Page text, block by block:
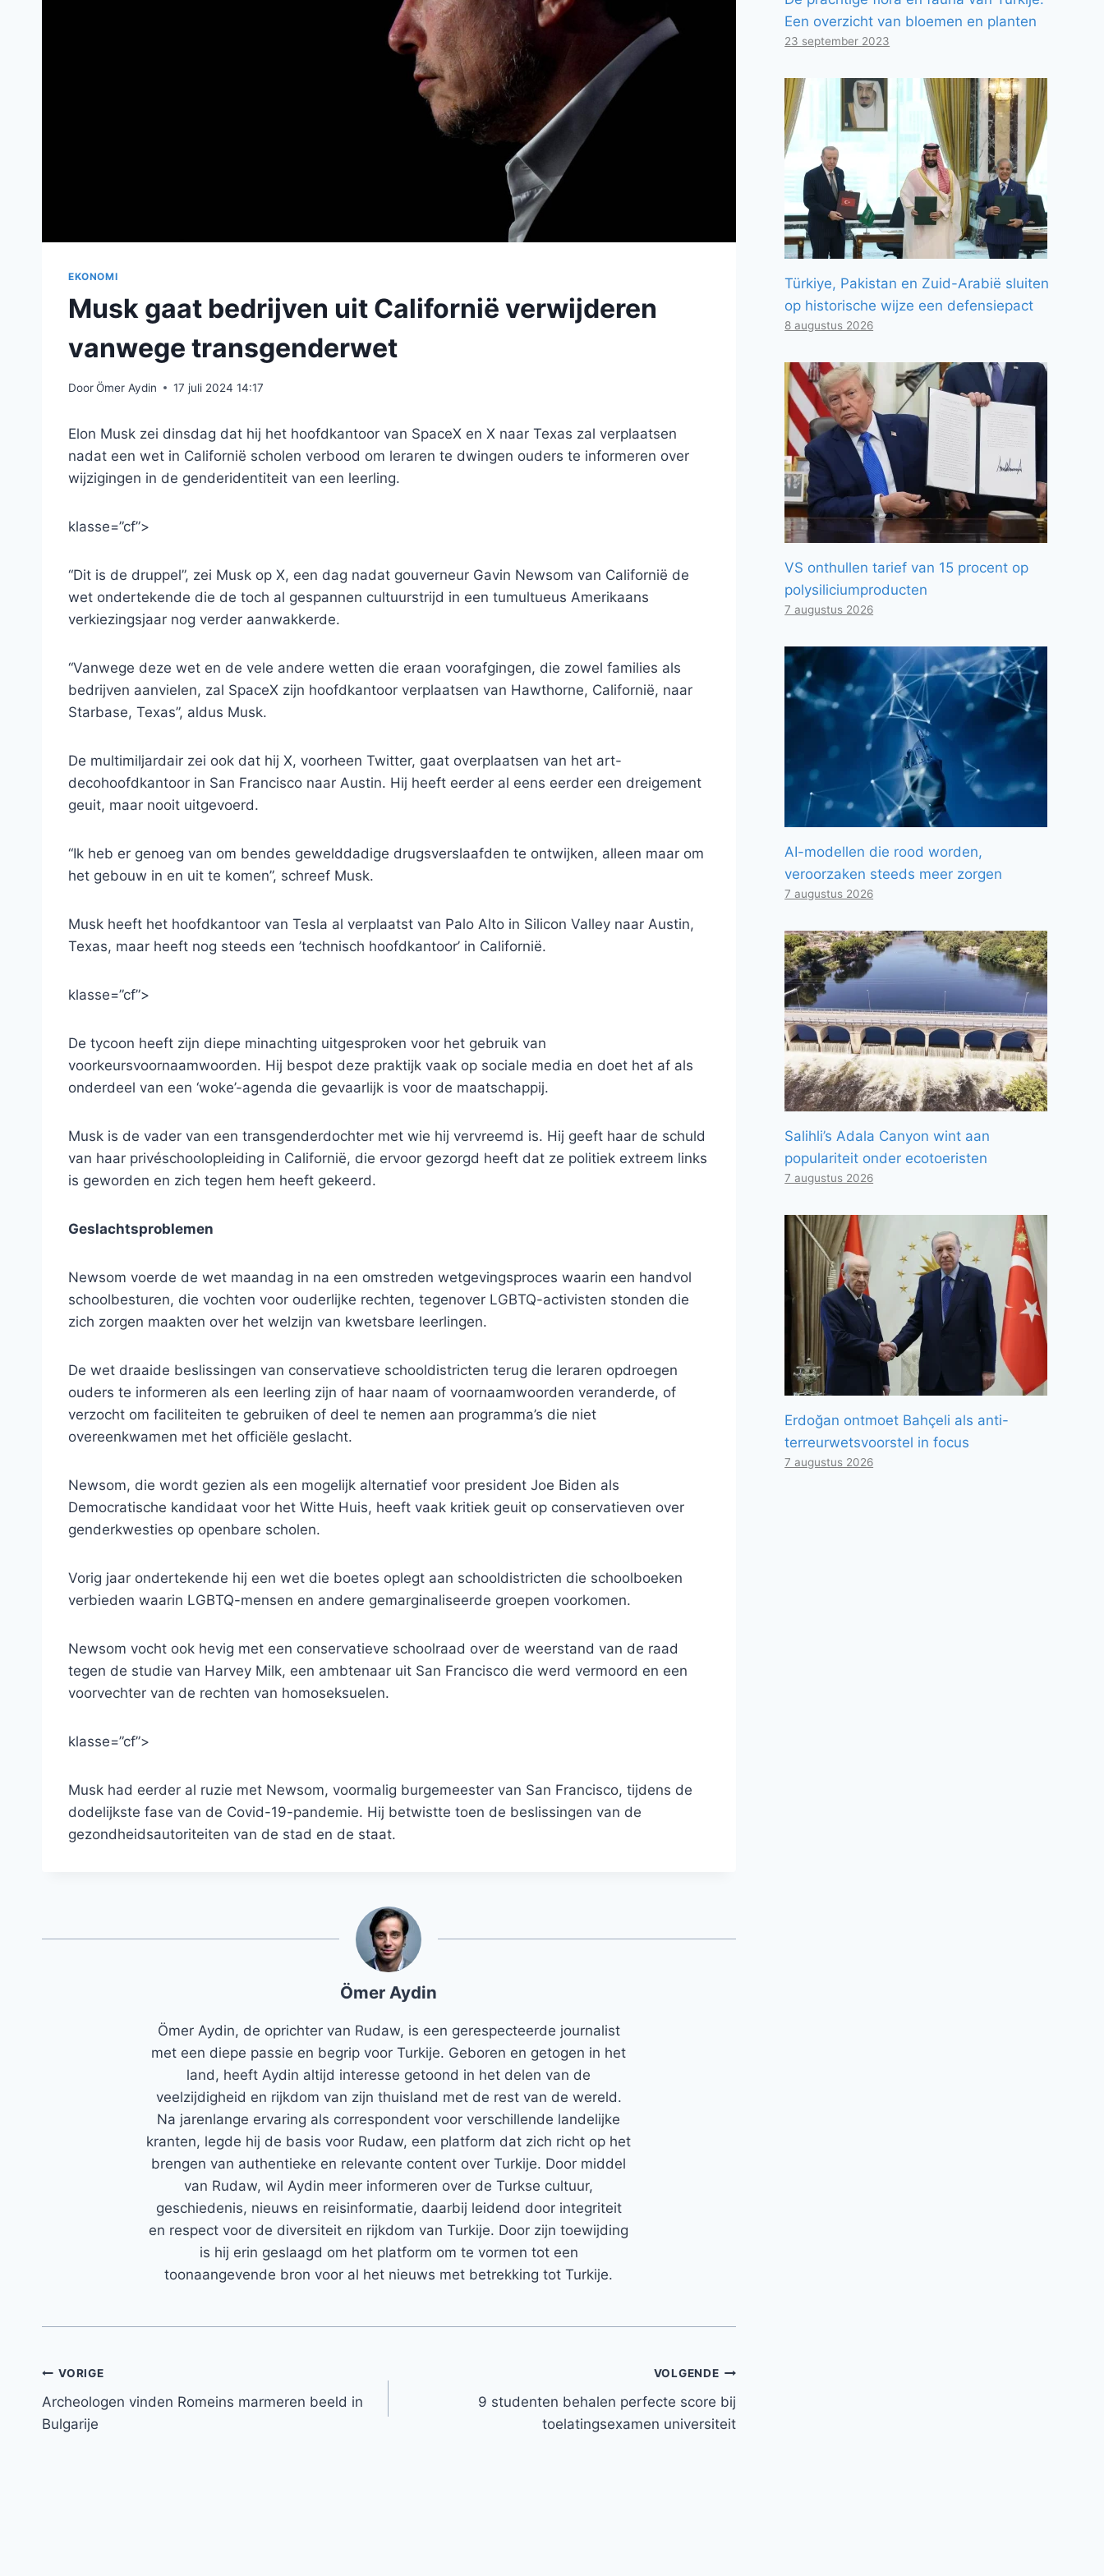
EKONOMI
Musk gaat bedrijven uit Californië verwijderen
vanwege transgenderwet
DoorÖmer Aydin 17 juli 2024 14:17
Elon Musk zei dinsdag dat hij het hoofdkantoor van SpaceX en X naar Texas zal verplaatsen
nadat een wet in Californië scholen verbood om leraren te dwingen ouders te informeren over
wijzigingen in de genderidentiteit van een leerling.
klasse=”cf”>
“Dit is de druppel”, zei Musk op X, een dag nadat gouverneur Gavin Newsom van Californië de
wet ondertekende die de toch al gespannen cultuurstrijd in een tumultueus Amerikaans
verkiezingsjaar nog verder aanwakkerde.
“Vanwege deze wet en de vele andere wetten die eraan voorafgingen, die zowel families als
bedrijven aanvielen, zal SpaceX zijn hoofdkantoor verplaatsen van Hawthorne, Californië, naar
Starbase, Texas”, aldus Musk.
De multimiljardair zei ook dat hij X, voorheen Twitter, gaat overplaatsen van het art-
decohoofdkantoor in San Francisco naar Austin. Hij heeft eerder al eens eerder een dreigement
geuit, maar nooit uitgevoerd.
“Ik heb er genoeg van om bendes gewelddadige drugsverslaafden te ontwijken, alleen maar om
het gebouw in en uit te komen”, schreef Musk.
Musk heeft het hoofdkantoor van Tesla al verplaatst van Palo Alto in Silicon Valley naar Austin,
Texas, maar heeft nog steeds een ’technisch hoofdkantoor’ in Californië.
klasse=”cf”>
De tycoon heeft zijn diepe minachting uitgesproken voor het gebruik van
voorkeursvoornaamwoorden. Hij bespot deze praktijk vaak op sociale media en doet het af als
onderdeel van een ‘woke’-agenda die gevaarlijk is voor de maatschappij.
Musk is de vader van een transgenderdochter met wie hij vervreemd is. Hij geeft haar de schuld
van haar privéschoolopleiding in Californië, die ervoor gezorgd heeft dat ze politiek extreem links
is geworden en zich tegen hem heeft gekeerd.
Geslachtsproblemen
Newsom voerde de wet maandag in na een omstreden wetgevingsproces waarin een handvol
schoolbesturen, die vochten voor ouderlijke rechten, tegenover LGBTQ-activisten stonden die
zich zorgen maakten over het welzijn van kwetsbare leerlingen.
De wet draaide beslissingen van conservatieve schooldistricten terug die leraren opdroegen
ouders te informeren als een leerling zijn of haar naam of voornaamwoorden veranderde, of
verzocht om faciliteiten te gebruiken of deel te nemen aan programma’s die niet
overeenkwamen met het officiële geslacht.
Newsom, die wordt gezien als een mogelijk alternatief voor president Joe Biden als
Democratische kandidaat voor het Witte Huis, heeft vaak kritiek geuit op conservatieven over
genderkwesties op openbare scholen.
Vorig jaar ondertekende hij een wet die boetes oplegt aan schooldistricten die schoolboeken
verbieden waarin LGBTQ-mensen en andere gemarginaliseerde groepen voorkomen.
Newsom vocht ook hevig met een conservatieve schoolraad over de weerstand van de raad
tegen de studie van Harvey Milk, een ambtenaar uit San Francisco die werd vermoord en een
voorvechter van de rechten van homoseksuelen.
klasse=”cf”>
Musk had eerder al ruzie met Newsom, voormalig burgemeester van San Francisco, tijdens de
dodelijkste fase van de Covid-19-pandemie. Hij betwistte toen de beslissingen van de
gezondheidsautoriteiten van de stad en de staat.
Ömer Aydin
Ömer Aydin, de oprichter van Rudaw, is een gerespecteerde journalist
met een diepe passie en begrip voor Turkije. Geboren en getogen in het
land, heeft Aydin altijd interesse getoond in het delen van de
veelzijdigheid en rijkdom van zijn thuisland met de rest van de wereld.
Na jarenlange ervaring als correspondent voor verschillende landelijke
kranten, legde hij de basis voor Rudaw, een platform dat zich richt op het
brengen van authentieke en relevante content over Turkije. Door middel
van Rudaw, wil Aydin meer informeren over de Turkse cultuur,
geschiedenis, nieuws en reisinformatie, daarbij leidend door integriteit
en respect voor de diversiteit en rijkdom van Turkije. Door zijn toewijding
is hij erin geslaagd om het platform om te vormen tot een
toonaangevende bron voor al het nieuws met betrekking tot Turkije.
Bericht
navigatie
VORIGE
Archeologen vinden Romeins marmeren beeld in
Bulgarije
VOLGENDE
9 studenten behalen perfecte score bij
toelatingsexamen universiteit
Een overzicht van bloemen en planten
23 september 2023
Türkiye, Pakistan en Zuid-Arabië sluiten
op historische wijze een defensiepact
8 augustus 2026
VS onthullen tarief van 15 procent op
polysiliciumproducten
7 augustus 2026
AI-modellen die rood worden,
veroorzaken steeds meer zorgen
7 augustus 2026
Salihli’s Adala Canyon wint aan
populariteit onder ecotoeristen
7 augustus 2026
Erdoğan ontmoet Bahçeli als anti-
terreurwetsvoorstel in focus
7 augustus 2026